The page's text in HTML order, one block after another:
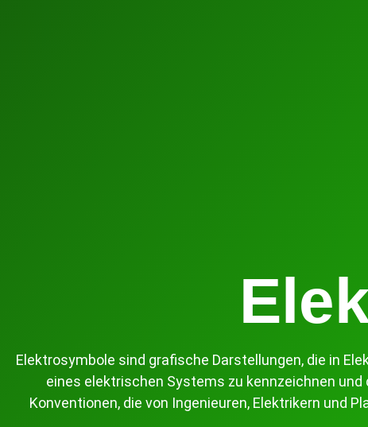
Elektrosymbole sind grafische Darstellungen, die in
eines elektrischen Systems zu kennzeichnen
Konventionen, die von Ingenieuren, Elektrikern und